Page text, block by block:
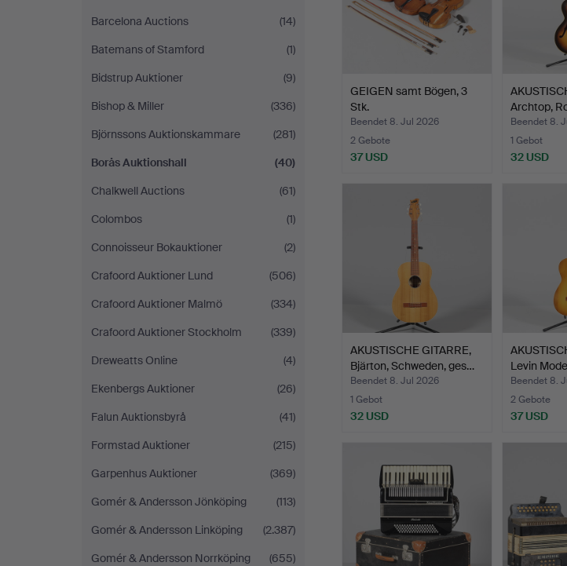
Barcelona Auctions
(14)
Batemans of Stamford
(1)
Bidstrup Auktioner
(9)
Bishop & Miller
(336)
Björnssons Auktionskammare
(281)
Borås Auktionshall
(40)
Chalkwell Auctions
(61)
Colombos
(1)
Connoisseur Bokauktioner
(2)
Crafoord Auktioner Lund
(506)
Crafoord Auktioner Malmö
(334)
Crafoord Auktioner Stockholm
(339)
Dreweatts Online
(4)
Ekenbergs Auktioner
(26)
Falun Auktionsbyrå
(41)
Formstad Auktioner
(215)
Garpenhus Auktioner
(369)
Gomér & Andersson Jönköping
(113)
Gomér & Andersson Linköping
(2.387)
Gomér & Andersson Norrköping
(655)
GEIGEN samt Bögen, 3
Stk.
Beendet 8. Jul 2026
2 Gebote
37 USD
Archtop,
Beendet 8.
1 Gebot
32 USD
AKUSTISCHE GITARRE,
Bjärton, Schweden, ges…
Beendet 8. Jul 2026
1 Gebot
32 USD
Levin
Beendet 8.
2 Gebote
37 USD